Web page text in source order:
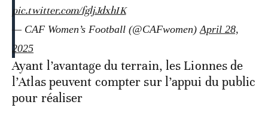
pic.twitter.com/fgljJdxhIK
— CAF Women’s Football (@CAFwomen)April 28,
2025
Ayant l’avantage du terrain, les Lionnes de
l’Atlas peuvent compter sur l’appui du public
pour réaliser